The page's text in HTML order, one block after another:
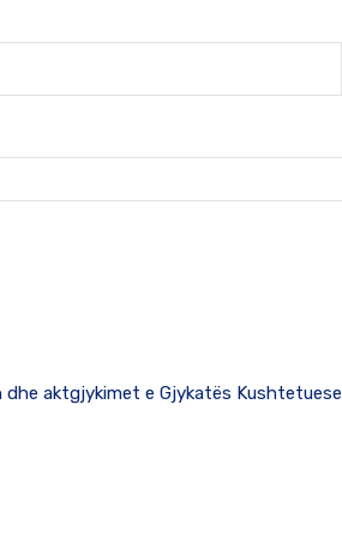
aktgjykimet e Gjykatës Kushtetuese